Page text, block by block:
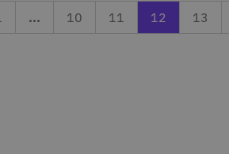
... Page 10
10 Previous page 11
11 Currently
12 Next
13